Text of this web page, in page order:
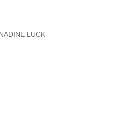
LUCK